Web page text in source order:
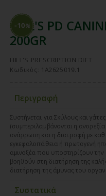
HILL'S PD
200GR
HILL'S PRESCRIPTION DIET
Κωδικός: 1A2625019.1
Περιγραφή
Συστήνεται για Σκύλους και
(συμπεριλαμβάνονται η
ανάρρωση και η διατροφή με
εγκεφαλοπάθεια ή πρωτογενή
αμινοξέα που υποστηρίζουν
βοηθούν στη διατήρηση της
διατήρηση της άμυνας του
Συστατικά
-10%